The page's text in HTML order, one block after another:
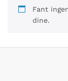
Fant
dine.